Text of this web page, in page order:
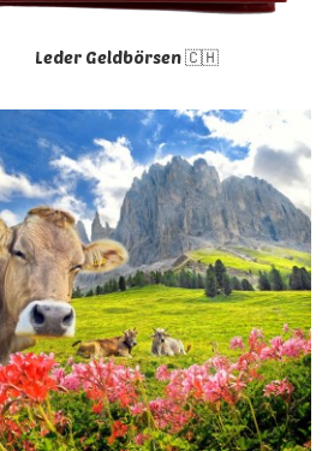
Leder Geldbörsen 🇨🇭